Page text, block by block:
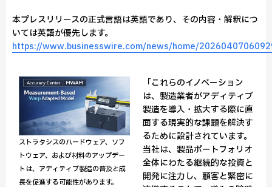
本プレスリリースの正式⾔語は英語であり、その内容・解釈につ
いては英語が優先します。
https://www.businesswire.com/news/home/
ストラタシスのハードウェア、ソフ
トウェア、および材料のアップデー
トは、アディティブ製造の普及と成
長を促進する可能性があります。
「これらのイノベーション
は、製造業者がアディティブ
製造を導入・拡大する際に直
面する現実的な課題を解決す
るために設計されています。
当社は、製品ポートフォリオ
全体にわたる継続的な投資と
開発に注力し、顧客と緊密に